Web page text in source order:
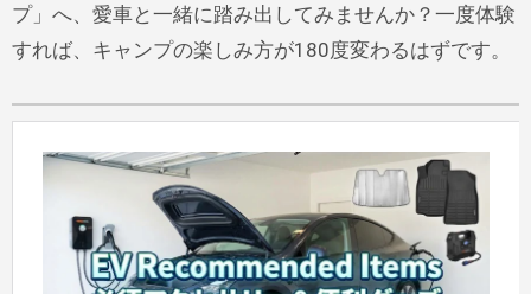
プ」へ、愛車と一緒に踏み出してみませんか？一度体験
すれば、キャンプの楽しみ方が180度変わるはずです。